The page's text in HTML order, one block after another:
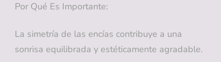
Por Qué Es Importante:
La simetría de las encías contribuye a una
sonrisa equilibrada y estéticamente agradable.